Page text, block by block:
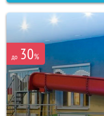
до 30%